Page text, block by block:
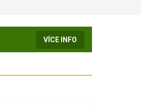
VÍCE INFO